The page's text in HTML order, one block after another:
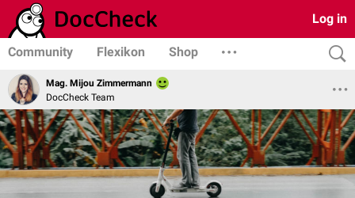
Log in
Community Flexikon Shop
Mag. Mijou Zimmermann
DocCheck Team